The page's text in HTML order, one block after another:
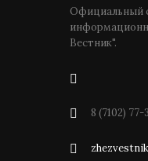
Официальный
Вестник".
8 (7102) 77-